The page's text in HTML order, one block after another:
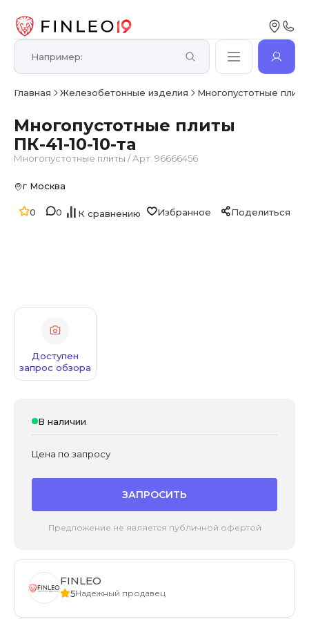
Главная Железобетонные изделия Многопустотные плиты
Многопустотные плиты
ПК-41-10-10-та
Многопустотные плиты /Арт. 96666456
0 0 К сравнению Избранное Поделиться
г Москва
Доступен
запрос обзора
В наличии
Цена по запросу
ЗАПРОСИТЬ
Предложение не является публичной офертой
FINLEO
5Надежный продавец